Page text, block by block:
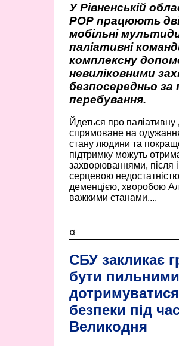
У Рівненській
РОР працюють дві
мобільні
паліативні
комплексну
невиліковними
безпосередньо за
перебування.
Йдеться про
спрямоване на
стану людини та
підтримку можуть
захворюваннями, після
серцевою
деменцією, хворобою
важкими станами....
¤
СБУ закликає
бути
безпеки під
Великодня